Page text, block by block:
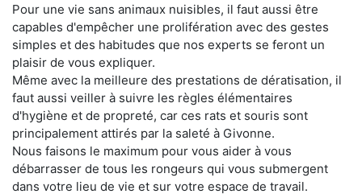
Pour une vie sans animaux nuisibles, il faut aussi être
capables d'empêcher une prolifération avec des gestes
simples et des habitudes que nos experts se feront un
plaisir de vous expliquer.
Même avec la meilleure des prestations de dératisation, il
faut aussi veiller à suivre les règles élémentaires
d'hygiène et de propreté, car ces rats et souris sont
principalement attirés par la saleté à Givonne.
Nous faisons le maximum pour vous aider à vous
débarrasser de tous les rongeurs qui vous submergent
dans votre lieu de vie et sur votre espace de travail.